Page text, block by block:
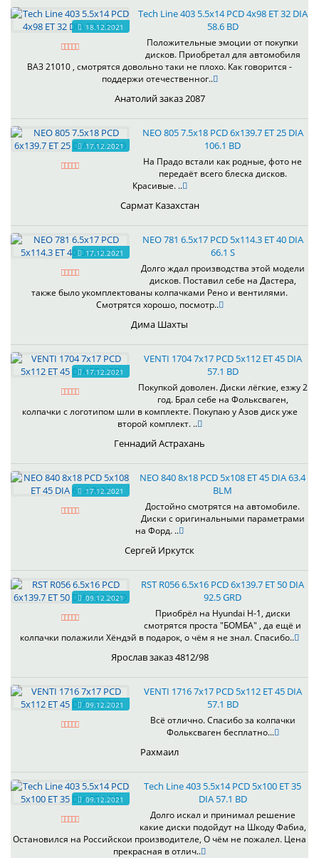
18.12.2021
Tech Line 403 5.5x14 PCD 4x98 ET 32 DIA
58.6 BD
Положительные эмоции от покупки
дисков. Приобретал для автомобиля
ВАЗ 21010 , смотрятся довольно таки не плохо. Как говорится -
поддержи отечественног..
Анатолий заказ 2087
17.12.2021
NEO 805 7.5x18 PCD 6x139.7 ET 25 DIA
106.1 BD
На Прадо встали как родные, фото не
передаёт всего блеска дисков.
Красивые. ..
Сармат Казахстан
17.12.2021
NEO 781 6.5x17 PCD 5x114.3 ET 40 DIA
66.1 S
Долго ждал производства этой модели
дисков. Поставил себе на Дастера,
также было укомплектованы колпачками Рено и вентилями.
Смотрятся хорошо, посмотр..
Дима Шахты
17.12.2021
VENTI 1704 7x17 PCD 5x112 ET 45 DIA
57.1 BD
Покупкой доволен. Диски лёгкие, езжу 2
год. Брал себе на Фольксваген,
колпачки с логотипом шли в комплекте. Покупаю у Азов диск уже
второй комплект. ..
Геннадий Астрахань
17.12.2021
NEO 840 8x18 PCD 5x108 ET 45 DIA 63.4
BLM
Достойно смотрятся на автомобиле.
Диски с оригинальными параметрами
на Форд. ..
Сергей Иркутск
09.12.2021
RST R056 6.5x16 PCD 6x139.7 ET 50 DIA
92.5 GRD
Приобрёл на Hyundai H-1, диски
смотрятся проста "БОМБА" , да ещё и
колпачки полажили Хёндэй в подарок, о чём я не знал. Спасибо..
Ярослав заказ 4812/98
09.12.2021
VENTI 1716 7x17 PCD 5x112 ET 45 DIA
57.1 BD
Всё отлично. Спасибо за колпачки
Фольксваген бесплатно...
Рахмаил
09.12.2021
Tech Line 403 5.5x14 PCD 5x100 ET 35
DIA 57.1 BD
Долго искал и принимал решение
какие диски подойдут на Шкоду Фабиа,
Остановился на Российскои производителе, О чём не пожалел. Цена
прекрасная в отлич..